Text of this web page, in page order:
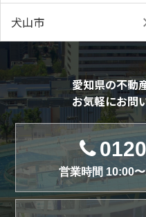
犬山市
愛知県の不動
お気軽にお問
営業時間 10:00